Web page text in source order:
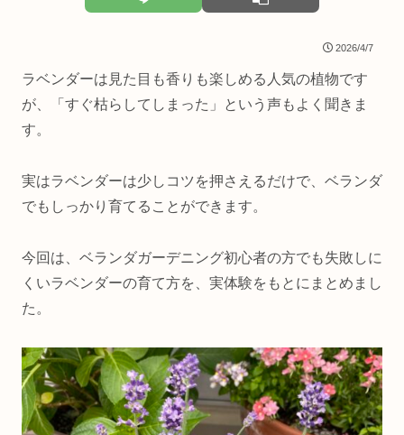
2026/4/7
ラベンダーは見た目も香りも楽しめる人気の植物です
が、「すぐ枯らしてしまった」という声もよく聞きま
す。
実はラベンダーは少しコツを押さえるだけで、ベランダ
でもしっかり育てることができます。
今回は、ベランダガーデニング初心者の方でも失敗しに
くいラベンダーの育て方を、実体験をもとにまとめまし
た。